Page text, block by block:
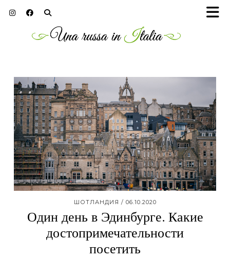
ШОТЛАНДИЯ 06.10.2020
Один день в Эдинбурге. Какие
достопримечательности
посетить